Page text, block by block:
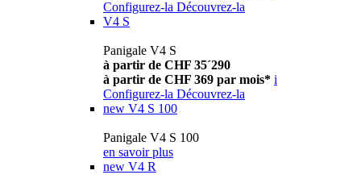
Configurez-la Découvrez-la
V4 S
Panigale V4 S
à partir de CHF 35´290
à partir de CHF 369 par mois* i
Configurez-la Découvrez-la
new V4 S 100
Panigale V4 S 100
en savoir plus
new V4 R